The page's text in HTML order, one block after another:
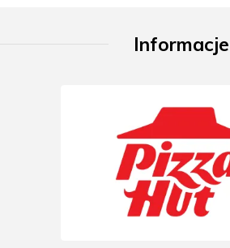
Informacje